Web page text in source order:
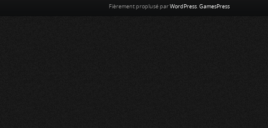
Fièrement proplusé par WordPress. GamesPress